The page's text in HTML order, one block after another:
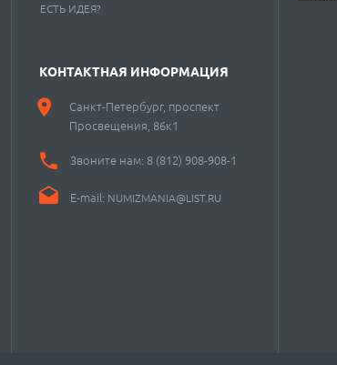
ЕСТЬ ИДЕЯ?
КОНТАКТНАЯ ИНФОРМАЦИЯ
Санкт-Петербург, проспект
Просвещения, 86к1
Звоните нам: 8 (812) 908-908-1
E-mail: NUMIZMANIA@LIST.RU